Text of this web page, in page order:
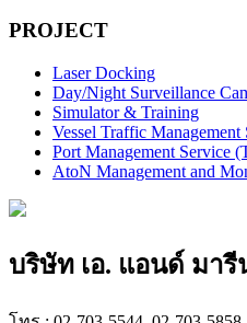
PROJECT
Laser Docking
Day/Night Surveillance
Simulator & Training
Vessel Traffic
Port Management Service
AtoN Management and
บริษัท เอ. แอนด์ มารี